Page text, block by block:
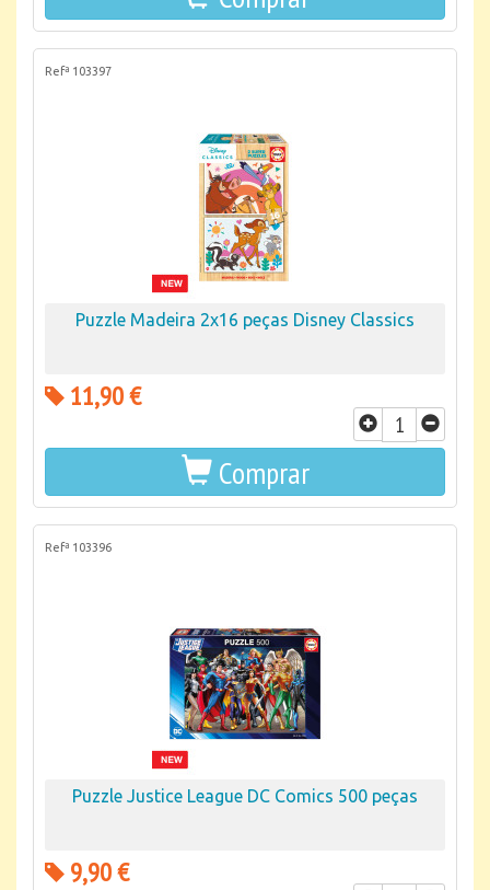
Refª 103397
Puzzle Madeira 2x16 peças Disney Classics
11,90 €
Comprar
Refª 103396
Puzzle Justice League DC Comics 500 peças
9,90 €